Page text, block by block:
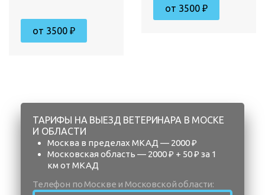
от 3500 ₽
от 3500 ₽
ТАРИФЫ НА ВЫЕЗД ВЕТЕРИНАРА В МОСКЕ
И ОБЛАСТИ
Москва в пределах МКАД — 2000 ₽
Московская область — 2000 ₽ + 50 ₽ за 1
км от МКАД
Телефон по Москве и Московской области: